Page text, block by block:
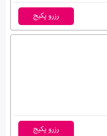
رزرو پکیج
رزرو پکیج